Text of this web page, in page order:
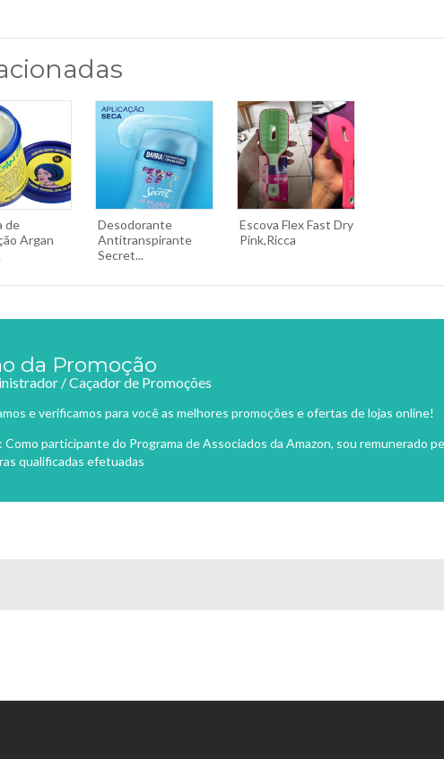
de
Argan
Desodorante
Antitranspirante
Secret...
Escova Flex Fast Dry
Pink,Ricca
da Promoção
/ Caçador de Promoções
e verificamos para você as melhores promoções e ofertas de lojas online!
Como participante do Programa de Associados da Amazon, sou remunerado
qualificadas efetuadas